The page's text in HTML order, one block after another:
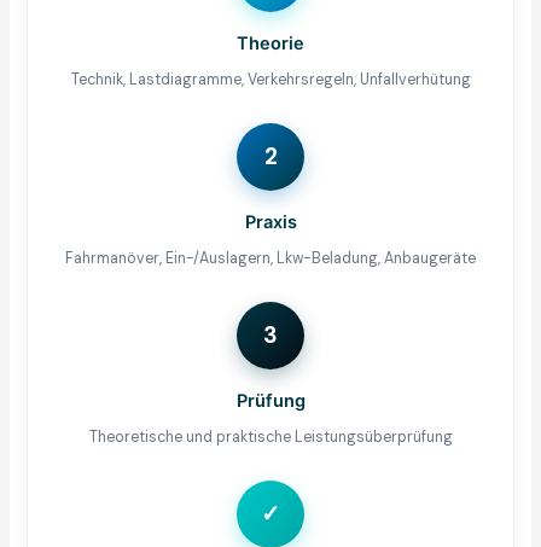
Theorie
Technik, Lastdiagramme, Verkehrsregeln, Unfallverhütung
2
Praxis
Fahrmanöver, Ein-/Auslagern, Lkw-Beladung, Anbaugeräte
3
Prüfung
Theoretische und praktische Leistungsüberprüfung
✓